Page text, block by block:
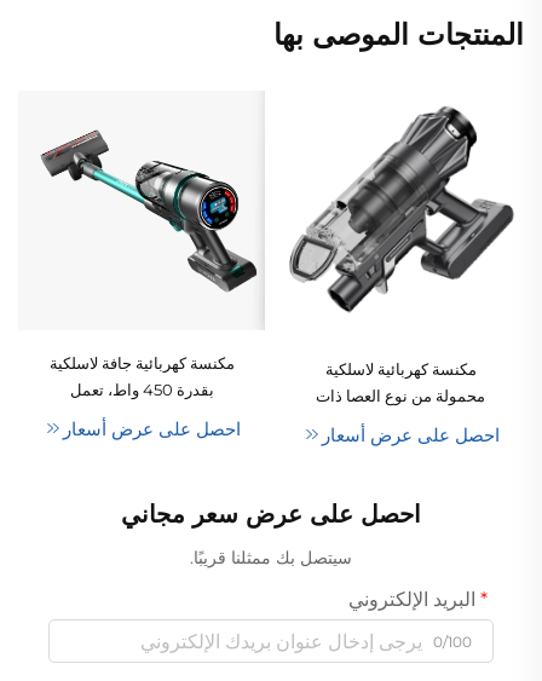
المنتجات الموصى بها
مكنسة كهربائية لاسلكية
محمولة من نوع العصا ذات
محرك لا يعمل بالفرشاة قوي
ووظيفة كشط الغبار وقابلة
تعمل بالليد.
احصل على عرض أسعار
مكنسة كهربائية جافة لاسلكية
بقدرة 450 واط، تعمل
بالبطارية، ومزودة بفلتر هيبا
(HEPA)، خفيفة الوزن،
للمنازل والفنادق وتنظيف سجاد
احصل على عرض أسعار
احصل على عرض سعر مجاني
سيتصل بك ممثلنا قريبًا.
البريد الإلكتروني
0/100